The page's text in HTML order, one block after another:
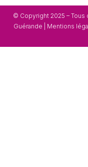
© Copyright 2025 – Tous
Guérande
Mentions